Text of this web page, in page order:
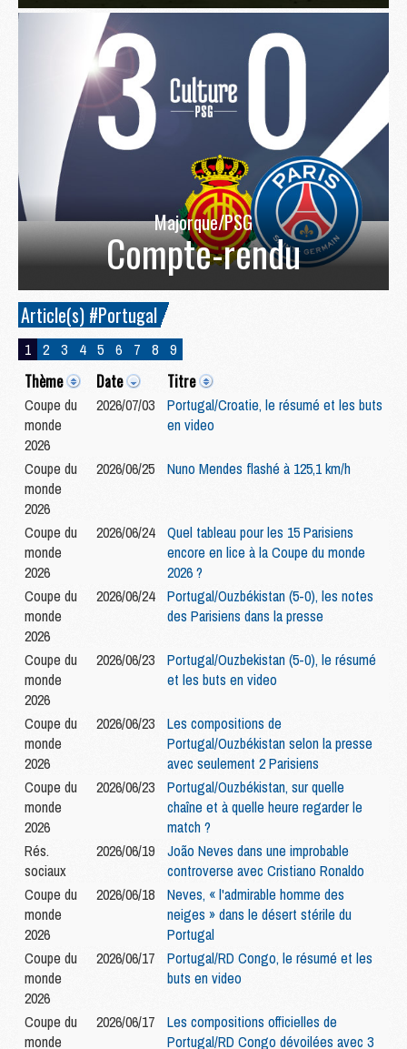
Majorque/PSG
Compte-rendu
Article(s) #Portugal
1 2 3 4 5 6 7 8 9
Thème Date Titre
Coupe du
monde
2026
2026/07/03
Portugal/Croatie, le résumé et les buts
en video
Coupe du
monde
2026
2026/06/25 Nuno Mendes flashé à 125,1 km/h
Coupe du
monde
2026
2026/06/24
Quel tableau pour les 15 Parisiens
encore en lice à la Coupe du monde
2026 ?
Coupe du
monde
2026
2026/06/24
Portugal/Ouzbékistan (5-0), les notes
des Parisiens dans la presse
Coupe du
monde
2026
2026/06/23
Portugal/Ouzbekistan (5-0), le résumé
et les buts en video
Coupe du
monde
2026
2026/06/23
Les compositions de
Portugal/Ouzbékistan selon la presse
avec seulement 2 Parisiens
Coupe du
monde
2026
2026/06/23
Portugal/Ouzbékistan, sur quelle
chaîne et à quelle heure regarder le
match ?
Rés.
sociaux
2026/06/19
João Neves dans une improbable
controverse avec Cristiano Ronaldo
Coupe du
monde
2026
2026/06/18
Neves, « l'admirable homme des
neiges » dans le désert stérile du
Portugal
Coupe du
monde
2026
2026/06/17
Portugal/RD Congo, le résumé et les
buts en video
Coupe du
monde
2026/06/17
Les compositions officielles de
Portugal/RD Congo dévoilées avec 3